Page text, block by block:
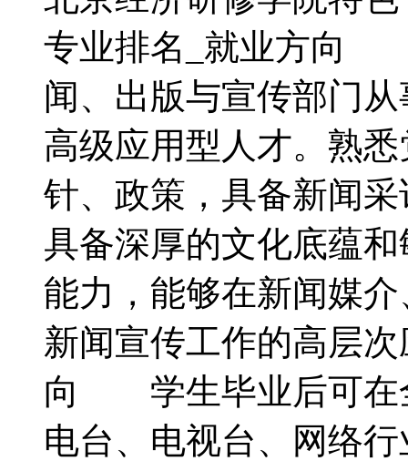
专业排名_就业方
闻、出版与宣传部门
高级应用型人才。熟
针、政策，具备新闻
具备深厚的文化底蕴
能力，能够在新闻媒
新闻宣传工作的高层
向 学生毕业后可在
电台、电视台、网络